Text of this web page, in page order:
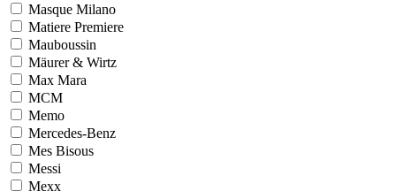
Masque Milano
Matiere Premiere
Mauboussin
Mäurer & Wirtz
Max Mara
MCM
Memo
Mercedes-Benz
Mes Bisous
Messi
Mexx